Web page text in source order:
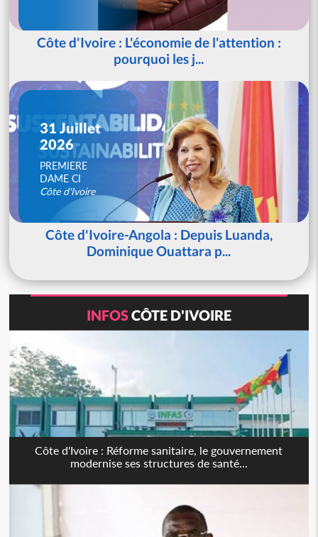
Côte d'Ivoire : L'économie de l'attention :
pourquoi les j...
31 Juillet
2026
PREMIERE
DAME CI
Côte d'Ivoire
Côte d'Ivoire-Angola : Depuis Luanda,
Dominique Ouattara p...
INFOSCÔTE D'IVOIRE
Côte d'Ivoire : Réforme sanitaire, le gouvernement
modernise ses structures de santé...